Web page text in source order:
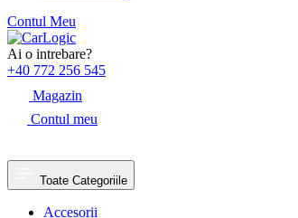
Contul Meu
Skip
to
content
Ai o intrebare?
+40 772 256 545
Magazin
Contul meu
Toate Categoriile
Accesorii